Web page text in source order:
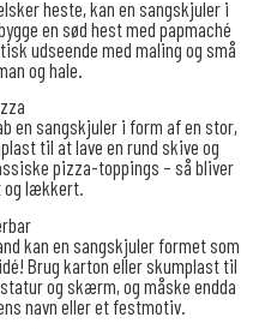
heste, kan en sangskjuler i
en sød hest med papmaché
udseende med maling og små
og hale.
en sangskjuler i form af en stor,
til at lave en rund skive og
pizza-toppings – så bliver
og lækkert.
kan en sangskjuler formet som
Brug karton eller skumplast til
og skærm, og måske endda
navn eller et festmotiv.